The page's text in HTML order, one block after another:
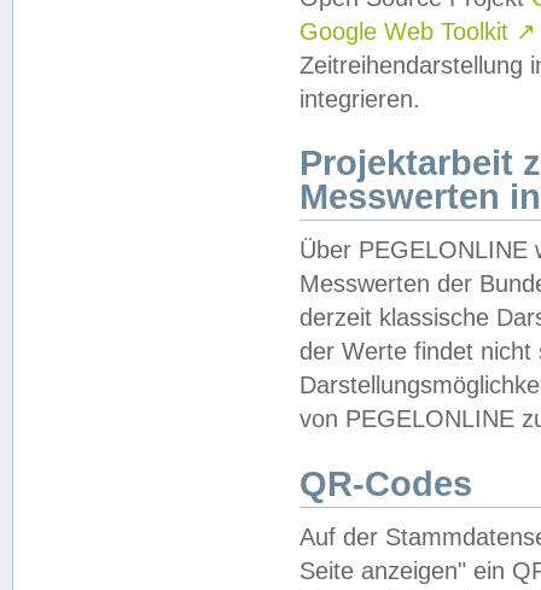
Google Web Toolkit ↗
Zeitreihendarstellung
integrieren.
Projektarbeit
Messwerten
Über PEGELONLINE
Messwerten der
derzeit klassische
der Werte findet
von PEGELONLINE
QR-Codes
Auf der
Seite anzeigen" ein